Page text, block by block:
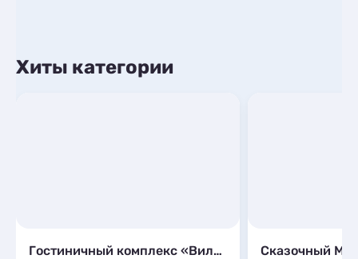
Хиты категории
Гостиничный комплекс «Вилла Алла» Сказочный